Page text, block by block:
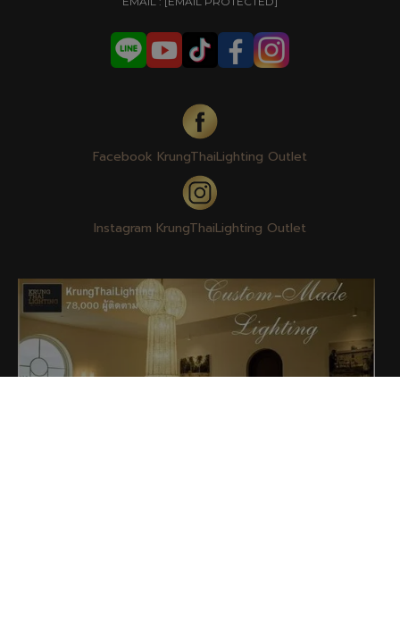
Facebook KrungThaiLighting Outlet
Instagram KrungThaiLighting Outlet